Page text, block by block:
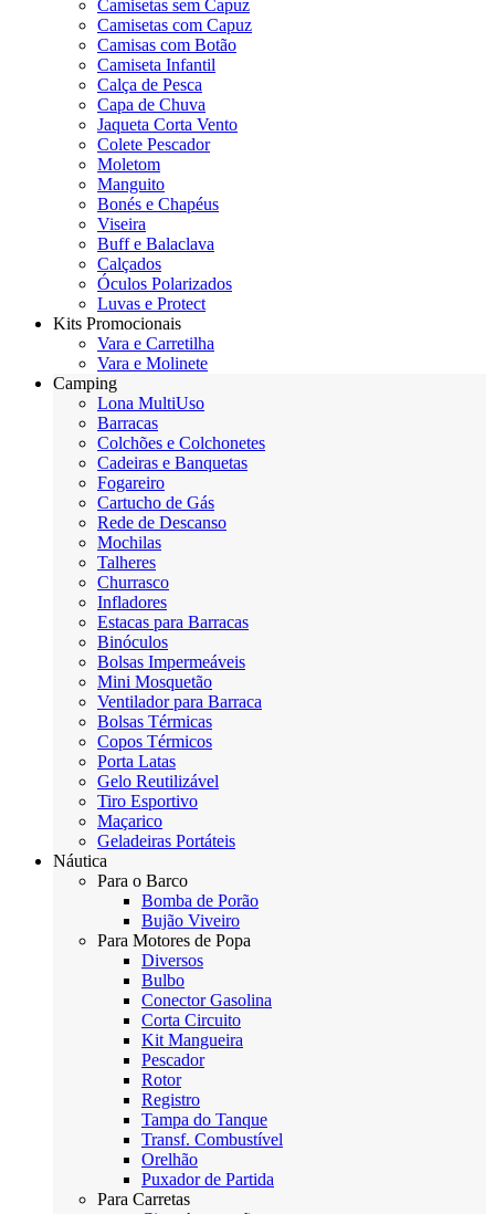
Camisetas sem Capuz
Camisetas com Capuz
Camisas com Botão
Camiseta Infantil
Calça de Pesca
Capa de Chuva
Jaqueta Corta Vento
Colete Pescador
Moletom
Manguito
Bonés e Chapéus
Viseira
Buff e Balaclava
Calçados
Óculos Polarizados
Luvas e Protect
Kits Promocionais
Vara e Carretilha
Vara e Molinete
Camping
Lona MultiUso
Barracas
Colchões e Colchonetes
Cadeiras e Banquetas
Fogareiro
Cartucho de Gás
Rede de Descanso
Mochilas
Talheres
Churrasco
Infladores
Estacas para Barracas
Binóculos
Bolsas Impermeáveis
Mini Mosquetão
Ventilador para Barraca
Bolsas Térmicas
Copos Térmicos
Porta Latas
Gelo Reutilizável
Tiro Esportivo
Maçarico
Geladeiras Portáteis
Náutica
Para o Barco
Bomba de Porão
Bujão Viveiro
Para Motores de Popa
Diversos
Bulbo
Conector Gasolina
Corta Circuito
Kit Mangueira
Pescador
Rotor
Registro
Tampa do Tanque
Transf. Combustível
Orelhão
Puxador de Partida
Para Carretas